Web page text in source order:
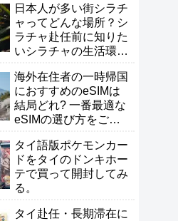
日本人が多い街シラチ
ャってどんな場所？シ
ラチャ赴任前に知りた
いシラチャの生活環境
海外在住者の一時帰国
におすすめのeSIMは
結局どれ? 一番最適な
eSIMの選び方をご紹
タイ語版ポケモンカー
ドをタイのドンキホー
テで買って開封してみ
る。
タイ赴任・長期滞在に